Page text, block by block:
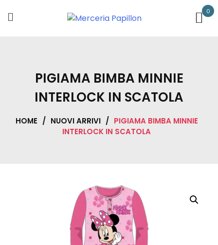
0
PIGIAMA BIMBA MINNIE
INTERLOCK IN SCATOLA
HOME / NUOVI ARRIVI / PIGIAMA BIMBA MINNIE
INTERLOCK IN SCATOLA